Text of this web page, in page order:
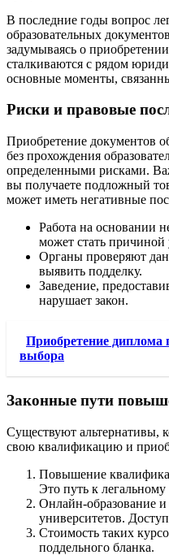
В последние годы вопрос
образовательных
задумываясь о
сталкиваются с рядом
основные моменты,
Риски и правовые
Приобретение документов
без прохождения
определенными рисками.
вы получаете подложный
может иметь негативные
Работа на основании
может стать причиной
Органы проверяют
выявить подделку.
Заведение,
нарушает закон.
Приобретение
выбора
Законные пути
Существуют альтернативы,
свою квалификацию и
Повышение
Это путь к
Онлайн-образование
университетов.
Стоимость таких
поддельного бланка.